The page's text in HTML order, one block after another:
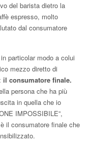
del barista dietro la
espresso, molto
dal consumatore
particolar modo a colui
mezzo diretto di
il consumatore finale.
persona che ha più
in quella che io
IMPOSSIBILE”,
il consumatore finale che